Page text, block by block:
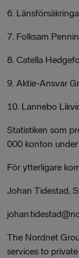
6.
7. Folksam
8. Catella
9. Aktie-Ansvar
10. Lannebo
Statistiken som
000 konton
För ytterligare
Johan Tidestad,
The Nordnet
services to